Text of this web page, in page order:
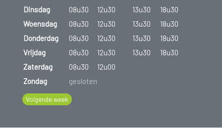
Dinsdag
08u30 12u30 13u30
18u30
Woensdag
08u30 12u30 13u30
18u30
Donderdag
08u30 12u30 13u30
18u30
Vrijdag
08u30 12u30 13u30
18u30
Zaterdag
08u30
12u00
Zondag
gesloten
Volgende week